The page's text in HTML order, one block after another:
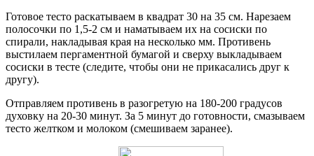
Готовое тесто раскатываем в квадрат 30 на 35 см. Нарезаем
полосочки по 1,5-2 см и наматываем их на сосиски по
спирали, накладывая края на несколько мм. Противень
выстилаем пергаментной бумагой и сверху выкладываем
сосиски в тесте (следите, чтобы они не прикасались друг к
другу).
Отправляем противень в разогретую на 180-200 градусов
духовку на 20-30 минут. За 5 минут до готовности, смазываем
тесто желтком и молоком (смешиваем заранее).